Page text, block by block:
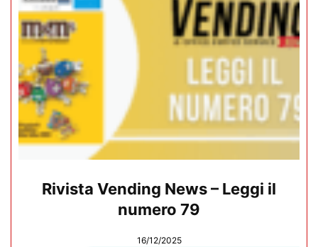
Rivista Vending News – Leggi il
numero 79
16/12/2025